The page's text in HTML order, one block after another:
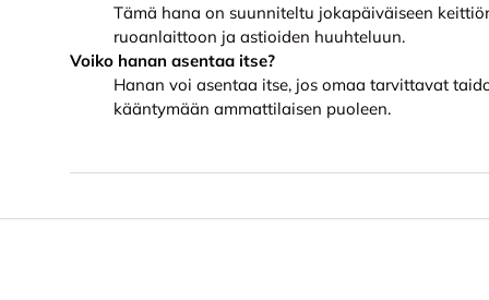
Tämä hana on suunniteltu jokapäiväiseen
ruoanlaittoon ja astioiden huuhteluun.
Voiko hanan asentaa itse?
Hanan voi asentaa itse, jos omaa tarvittavat
kääntymään ammattilaisen puoleen.